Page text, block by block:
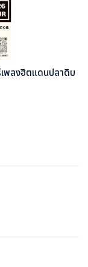
พลงฮิตแดนปลาดิบ